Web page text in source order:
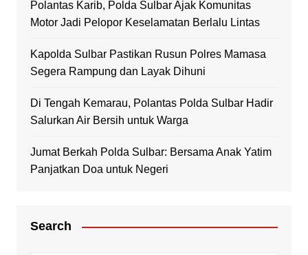
Polantas Karib, Polda Sulbar Ajak Komunitas
Motor Jadi Pelopor Keselamatan Berlalu Lintas
Kapolda Sulbar Pastikan Rusun Polres Mamasa
Segera Rampung dan Layak Dihuni
Di Tengah Kemarau, Polantas Polda Sulbar Hadir
Salurkan Air Bersih untuk Warga
Jumat Berkah Polda Sulbar: Bersama Anak Yatim
Panjatkan Doa untuk Negeri
Search